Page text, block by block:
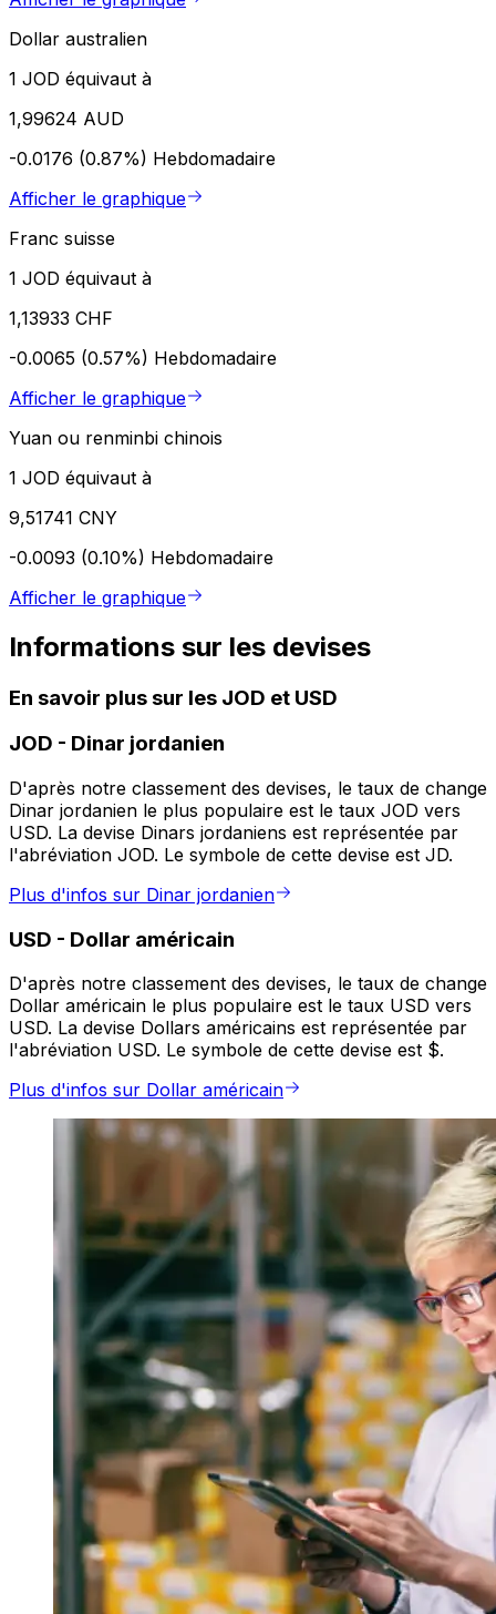
Dollar australien
1 JOD équivaut à
1,99624 AUD
-0.0176 (0.87%) Hebdomadaire
Afficher le graphique
Franc suisse
1 JOD équivaut à
1,13933 CHF
-0.0065 (0.57%) Hebdomadaire
Afficher le graphique
Yuan ou renminbi chinois
1 JOD équivaut à
9,51741 CNY
-0.0093 (0.10%) Hebdomadaire
Afficher le graphique
Informations sur les devises
En savoir plus sur les JOD et USD
JOD - Dinar jordanien
D'après notre classement des devises, le taux de change
Dinar jordanien le plus populaire est le taux JOD vers
USD. La devise Dinars jordaniens est représentée par
l'abréviation JOD. Le symbole de cette devise est JD.
Plus d'infos sur Dinar jordanien
USD - Dollar américain
D'après notre classement des devises, le taux de change
Dollar américain le plus populaire est le taux USD vers
USD. La devise Dollars américains est représentée par
l'abréviation USD. Le symbole de cette devise est $.
Plus d'infos sur Dollar américain